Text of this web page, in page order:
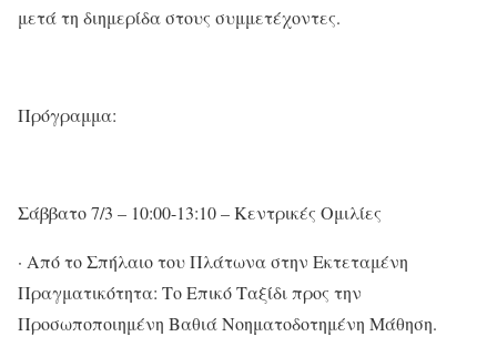
μετά τη διημερίδα στους συμμετέχοντες.
Πρόγραμμα:
Σάββατο 7/3 – 10:00-13:10 – Κεντρικές Ομιλίες
· Από το Σπήλαιο του Πλάτωνα στην Εκτεταμένη
Πραγματικότητα: Το Επικό Ταξίδι προς την
Προσωποποιημένη Βαθιά Νοηματοδοτημένη Μάθηση.